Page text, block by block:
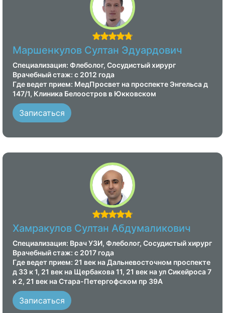
Маршенкулов Султан Эдуардович
Специализация: Флеболог, Сосудистый хирург
Врачебный стаж: с 2012 года
Где ведет прием: МедПросвет на проспекте Энгельса д
147/1, Клиника Белоостров в Юкковском
Записаться
Хамракулов Султан Абдумаликович
Специализация: Врач УЗИ, Флеболог, Сосудистый хирург
Врачебный стаж: с 2017 года
Где ведет прием: 21 век на Дальневосточном проспекте
д 33 к 1, 21 век на Щербакова 11, 21 век на ул Сикейроса 7
к 2, 21 век на Стара-Петергофском пр 39А
Записаться